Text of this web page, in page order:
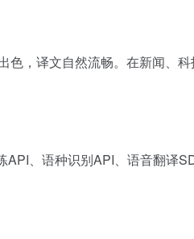
，译文自然流畅。在新闻、
、语种识别API、语音翻译